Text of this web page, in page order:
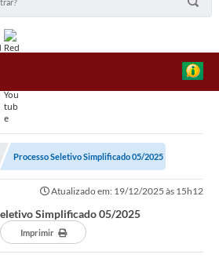
Processo Seletivo Simplificado 05/2025
Atualizado em: 19/12/2025 às 15h12
Simplificado 05/2025
Imprimir